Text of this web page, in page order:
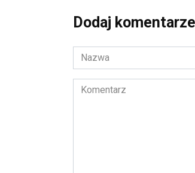
Dodaj komentarze
Nazwa
*
Komentarz